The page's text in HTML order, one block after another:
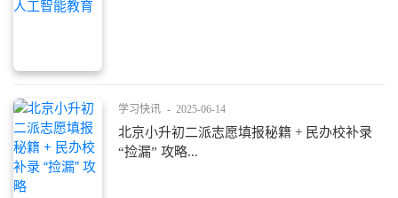
学习快讯 - 2025-06-14
北京小升初二派志愿填报秘籍 + 民办校补录
“捡漏” 攻略...